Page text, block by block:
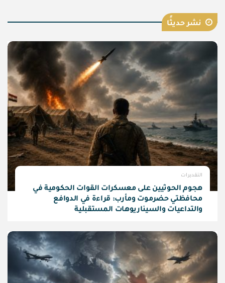
نشر حديثًا
التقديرات
هجوم الحوثيين على معسكرات القوات الحكومية في
محافظتي حضرموت ومأرب: قراءة في الدوافع
والتداعيات والسيناريوهات المستقبلية